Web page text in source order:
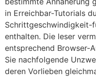
in Erreichbar-Tutorials
Schrittgeschwindigkeit-
enthalten. Die leser
entsprechend Browser-
Sie nachfolgende
deren Vorlieben